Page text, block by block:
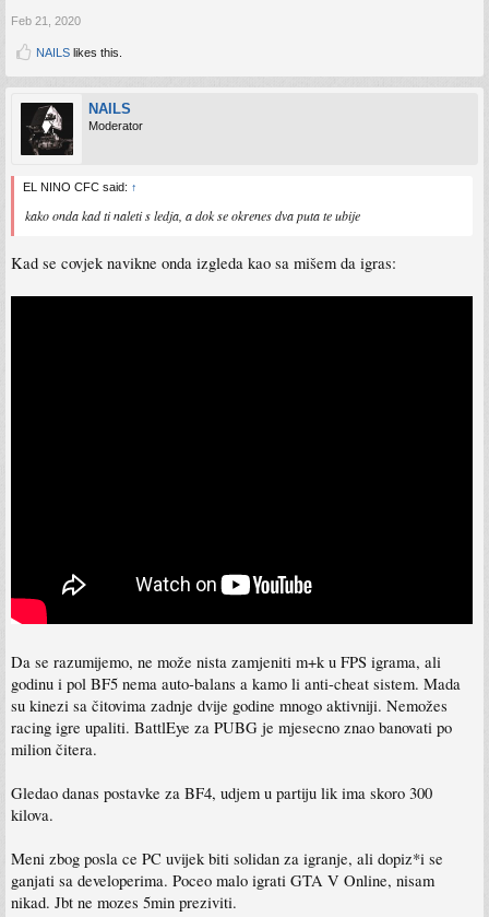
Feb 21, 2020
NAILS likes this.
NAILS
Moderator
EL NINO CFC said: ↑
kako onda kad ti naleti s ledja, a dok se okrenes dva puta te ubije
Kad se covjek navikne onda izgleda kao sa mišem da igras:
Da se razumijemo, ne može nista zamjeniti m+k u FPS igrama, ali
godinu i pol BF5 nema auto-balans a kamo li anti-cheat sistem. Mada
su kinezi sa čitovima zadnje dvije godine mnogo aktivniji. Nemožes
racing igre upaliti. BattlEye za PUBG je mjesecno znao banovati po
milion čitera.
Gledao danas postavke za BF4, udjem u partiju lik ima skoro 300
kilova.
Meni zbog posla ce PC uvijek biti solidan za igranje, ali dopiz*i se
ganjati sa developerima. Poceo malo igrati GTA V Online, nisam
nikad. Jbt ne mozes 5min preziviti.